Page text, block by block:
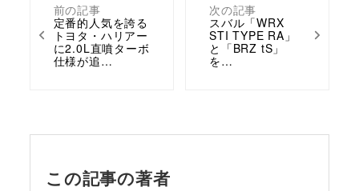
前の記事
定番的人気を誇る
トヨタ・ハリアー
に2.0L直噴ターボ
仕様が追…
次の記事
スバル「WRX
STI TYPE RA」
と「BRZ tS」
を…
この記事の著者